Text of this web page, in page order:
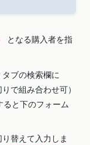
となる購入者を指
タブの検索欄に
で組み合わせ可）
ると下のフォーム
り替えて入力しま